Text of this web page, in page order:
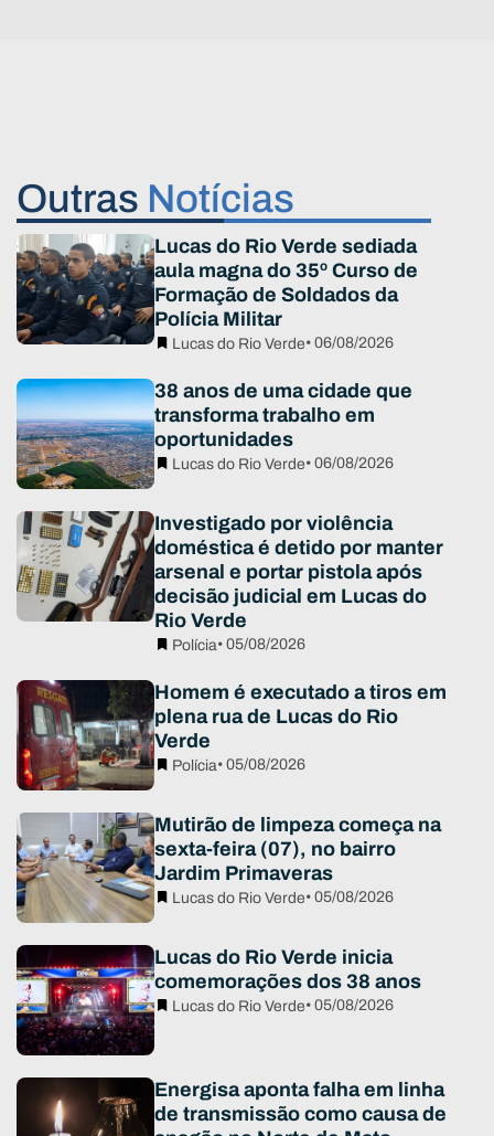
Outras Notícias
Lucas do Rio Verde sediada
aula magna do 35º Curso de
Formação de Soldados da
Polícia Militar
Lucas do Rio Verde• 06/08/2026
38 anos de uma cidade que
transforma trabalho em
oportunidades
Lucas do Rio Verde• 06/08/2026
Investigado por violência
doméstica é detido por manter
arsenal e portar pistola após
decisão judicial em Lucas do
Rio Verde
Polícia• 05/08/2026
Homem é executado a tiros em
plena rua de Lucas do Rio
Verde
Polícia• 05/08/2026
Mutirão de limpeza começa na
sexta-feira (07), no bairro
Jardim Primaveras
Lucas do Rio Verde• 05/08/2026
Lucas do Rio Verde inicia
comemorações dos 38 anos
Lucas do Rio Verde• 05/08/2026
Energisa aponta falha em linha
de transmissão como causa de